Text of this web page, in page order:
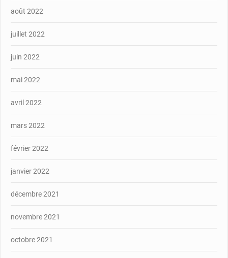
août 2022
juillet 2022
juin 2022
mai 2022
avril 2022
mars 2022
février 2022
janvier 2022
décembre 2021
novembre 2021
octobre 2021